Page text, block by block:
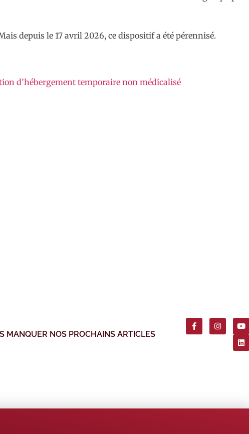
depuis le 17 avril 2026, ce dispositif a été pérennisé.
d’hébergement temporaire non médicalisé
MANQUER NOS PROCHAINS ARTICLES